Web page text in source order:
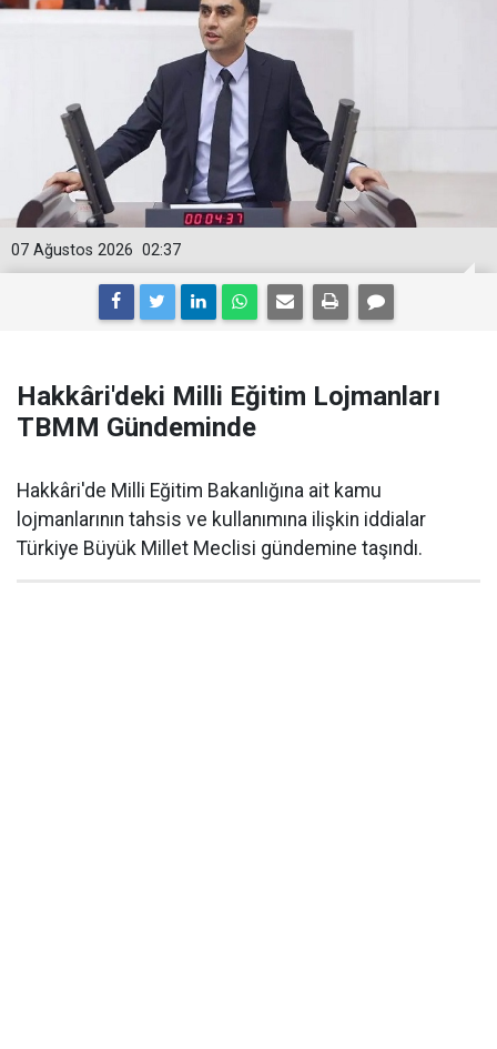
02:37
07 Ağustos 2026
Hakkâri'deki Milli Eğitim Lojmanları
TBMM Gündeminde
Hakkâri'de Milli Eğitim Bakanlığına ait kamu
lojmanlarının tahsis ve kullanımına ilişkin iddialar
Türkiye Büyük Millet Meclisi gündemine taşındı.